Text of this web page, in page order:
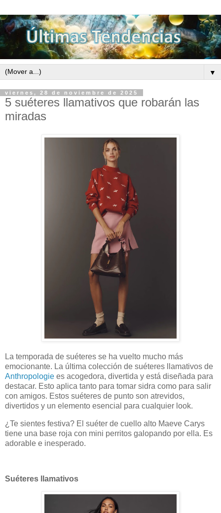
▼
viernes, 28 de noviembre de 2025
5 suéteres llamativos que robarán las
miradas
La temporada de suéteres se ha vuelto mucho más
emocionante. La última colección de suéteres llamativos de
Anthropologie es acogedora, divertida y está diseñada para
destacar. Esto aplica tanto para tomar sidra como para salir
con amigos. Estos suéteres de punto son atrevidos,
divertidos y un elemento esencial para cualquier look.
¿Te sientes festiva? El suéter de cuello alto Maeve Carys
tiene una base roja con mini perritos galopando por ella. Es
adorable e inesperado.
Suéteres llamativos